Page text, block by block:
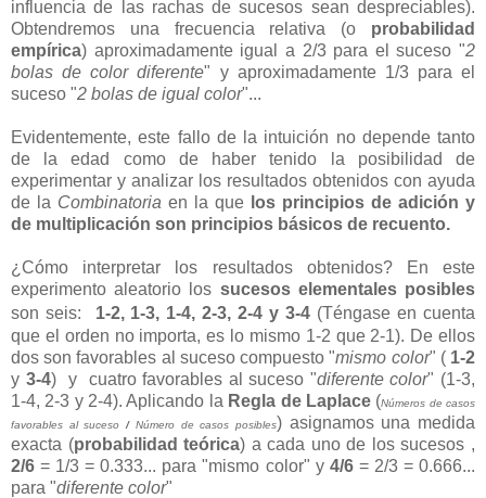
influencia de las rachas de sucesos sean despreciables).
Obtendremos una frecuencia relativa (o probabilidad
empírica) aproximadamente igual a 2/3 para el suceso "2
bolas de color diferente" y aproximadamente 1/3 para el
suceso "2 bolas de igual color"...
Evidentemente, este fallo de la intuición no depende tanto
de la edad como de haber tenido la posibilidad de
experimentar y analizar los resultados obtenidos con ayuda
de la Combinatoria en la que os principios de adición y
de multiplicación son principios básicos de recuento.
¿Cómo interpretar los resultados obtenidos? En este
experimento aleatorio los sucesos elementales posibles
son seis:
1-2, 1-3, 1-4, 2-3, 2-4 y 3-4 (Téngase en cuenta
que el orden no importa, es lo mismo 1-2 que 2-1). De ellos
dos son favorables al suceso compuesto "mismo color" ( 1-2
y 3-4) y cuatro favorables al suceso "diferente color" (1-3,
1-4, 2-3 y 2-4). Aplicando la Regla de Laplace(Números de casos
favorables al suceso/ Número de casos posibles) asignamos una medida
exacta (probabilidad teórica) a cada uno de los sucesos ,
2/6 = 1/3 = 0.333... para "mismo color" y 4/6= 2/3 = 0.666...
para "diferente color"